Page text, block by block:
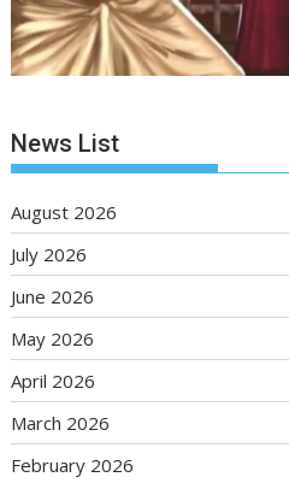
News List
August 2026
July 2026
June 2026
May 2026
April 2026
March 2026
February 2026